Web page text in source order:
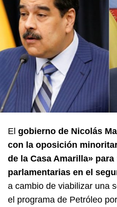
El gobierno de Nicolás
con la oposición
de la Casa Amarilla»
parlamentarias en el
a cambio de viabilizar una
el programa de Petróleo